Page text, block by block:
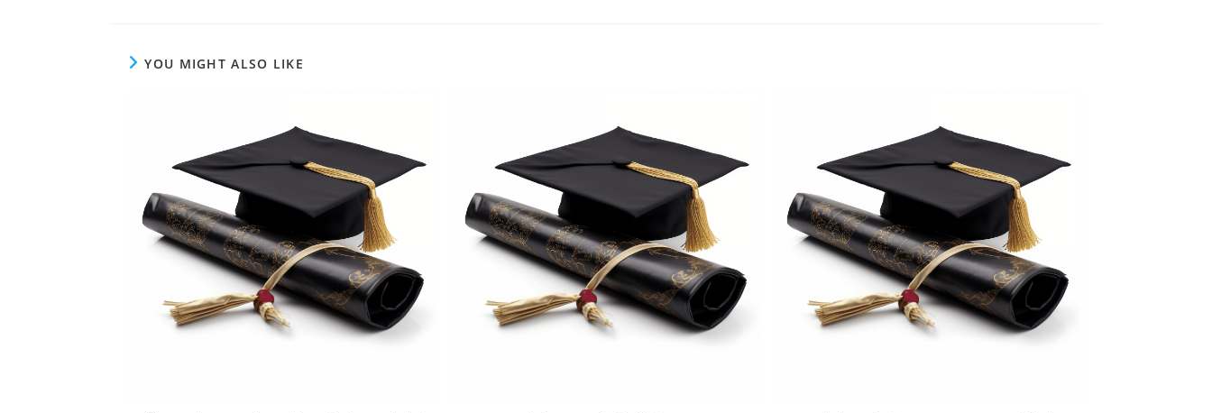
YOU MIGHT ALSO LIKE